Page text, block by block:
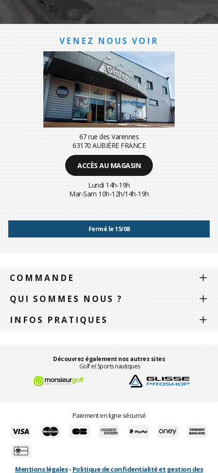
VENEZ NOUS VOIR
67 rue des Varennes
63170 AUBIÈRE FRANCE
ACCÈS AU MAGASIN
Lundi 14h-19h
Mar-Sam 10h-12h/14h-19h
Fermé le 15/08
COMMANDE
QUI SOMMES NOUS ?
INFOS PRATIQUES
Découvrez également nos autres sites
Golf et Sports nautiques
Paiement en ligne sécurisé
Mentions légales- Politique de confidentialité et gestion des